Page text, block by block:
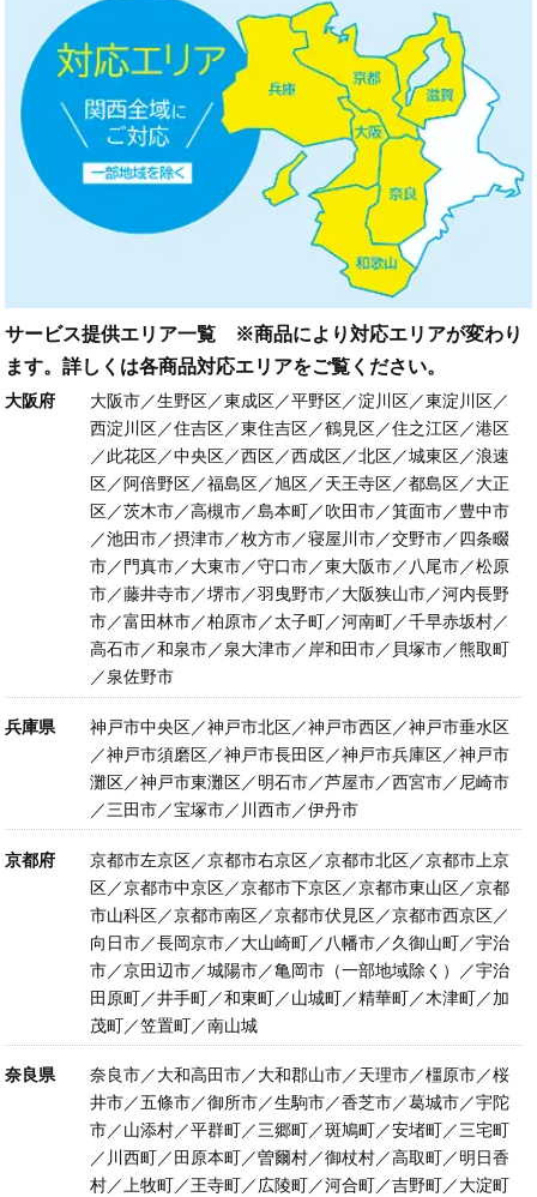
サービス提供エリア一覧 ※商品により対応エリアが変わり
ます。詳しくは各商品対応エリアをご覧ください。
大阪府
大阪市／生野区／東成区／平野区／淀川区／東淀川区／
西淀川区／住吉区／東住吉区／鶴見区／住之江区／港区
／此花区／中央区／西区／西成区／北区／城東区／浪速
区／阿倍野区／福島区／旭区／天王寺区／都島区／大正
区／茨木市／高槻市／島本町／吹田市／箕面市／豊中市
／池田市／摂津市／枚方市／寝屋川市／交野市／四条畷
市／門真市／大東市／守口市／東大阪市／八尾市／松原
市／藤井寺市／堺市／羽曳野市／大阪狭山市／河内長野
市／富田林市／柏原市／太子町／河南町／千早赤坂村／
高石市／和泉市／泉大津市／岸和田市／貝塚市／熊取町
／泉佐野市
兵庫県
神戸市中央区／神戸市北区／神戸市西区／神戸市垂水区
／神戸市須磨区／神戸市長田区／神戸市兵庫区／神戸市
灘区／神戸市東灘区／明石市／芦屋市／西宮市／尼崎市
／三田市／宝塚市／川西市／伊丹市
京都府
京都市左京区／京都市右京区／京都市北区／京都市上京
区／京都市中京区／京都市下京区／京都市東山区／京都
市山科区／京都市南区／京都市伏見区／京都市西京区／
向日市／長岡京市／大山崎町／八幡市／久御山町／宇治
市／京田辺市／城陽市／亀岡市（一部地域除く）／宇治
田原町／井手町／和東町／山城町／精華町／木津町／加
茂町／笠置町／南山城
奈良県
奈良市／大和高田市／大和郡山市／天理市／橿原市／桜
井市／五條市／御所市／生駒市／香芝市／葛城市／宇陀
市／山添村／平群町／三郷町／斑鳩町／安堵町／三宅町
／川西町／田原本町／曽爾村／御杖村／高取町／明日香
村／上牧町／王寺町／広陵町／河合町／吉野町／大淀町